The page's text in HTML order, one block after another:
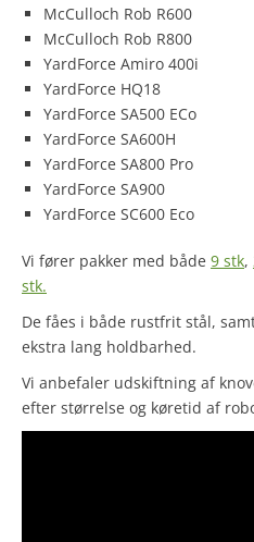
McCulloch Rob R600
McCulloch Rob R800
YardForce Amiro 400i
YardForce HQ18
YardForce SA500 ECo
YardForce SA600H
YardForce SA800 Pro
YardForce SA900
YardForce SC600 Eco
Vi fører pakker med både 9 stk,
stk.
De fåes i både rustfrit stål,
ekstra lang holdbarhed.
Vi anbefaler udskiftning af
efter størrelse og køretid af